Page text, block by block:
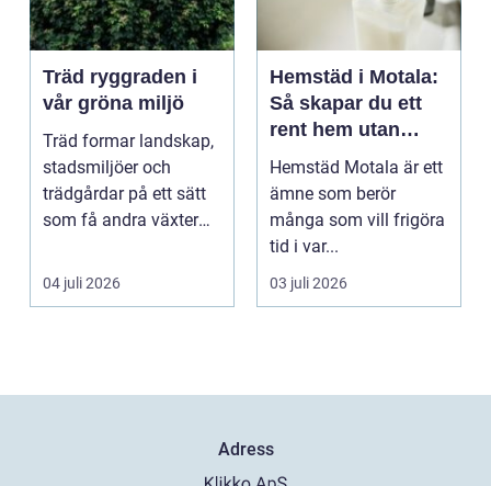
Träd ryggraden i
vår gröna miljö
Träd formar landskap,
stadsmiljöer och
trädgårdar på ett sätt
som få andra växter
04 juli 2026
Hemstäd i Motala:
Så skapar du ett
rent hem utan
stress
Hemstäd Motala är ett
ämne som berör
många som vill frigöra
tid i var...
03 juli 2026
Adress